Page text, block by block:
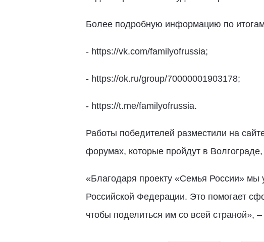
Более подробную информацию по итогам
- https://vk.com/familyofrussia;
- https://ok.ru/group/70000001903178;
- https://t.me/familyofrussia.
Работы победителей разместили на
форумах, которые пройдут в
«Благодаря проекту «Семья России» мы
Российской Федерации. Это помогает
чтобы поделиться им со всей страной»,